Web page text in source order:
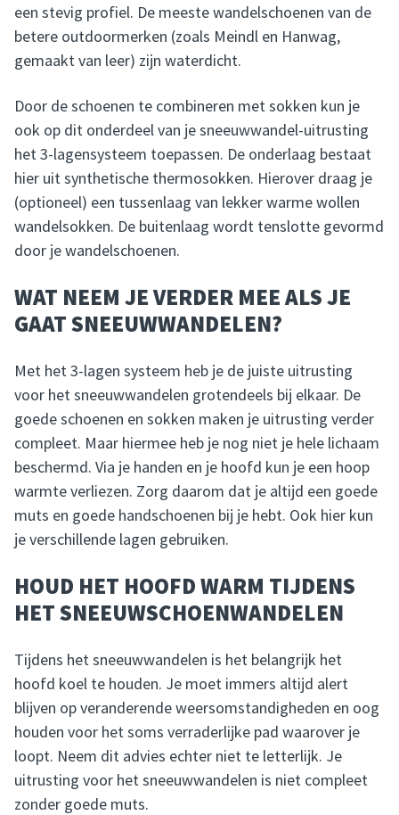
een stevig profiel. De meeste wandelschoenen van de
betere outdoormerken (zoals Meindl en Hanwag,
gemaakt van leer) zijn waterdicht.
Door de schoenen te combineren met sokken kun je
ook op dit onderdeel van je sneeuwwandel-uitrusting
het 3-lagensysteem toepassen. De onderlaag bestaat
hier uit synthetische thermosokken. Hierover draag je
(optioneel) een tussenlaag van lekker warme wollen
wandelsokken. De buitenlaag wordt tenslotte gevormd
door je wandelschoenen.
WAT NEEM JE VERDER MEE ALS JE
GAAT SNEEUWWANDELEN?
Met het 3-lagen systeem heb je de juiste uitrusting
voor het sneeuwwandelen grotendeels bij elkaar. De
goede schoenen en sokken maken je uitrusting verder
compleet. Maar hiermee heb je nog niet je hele lichaam
beschermd. Via je handen en je hoofd kun je een hoop
warmte verliezen. Zorg daarom dat je altijd een goede
muts en goede handschoenen bij je hebt. Ook hier kun
je verschillende lagen gebruiken.
HOUD HET HOOFD WARM TIJDENS
HET SNEEUWSCHOENWANDELEN
Tijdens het sneeuwwandelen is het belangrijk het
hoofd koel te houden. Je moet immers altijd alert
blijven op veranderende weersomstandigheden en oog
houden voor het soms verraderlijke pad waarover je
loopt. Neem dit advies echter niet te letterlijk. Je
uitrusting voor het sneeuwwandelen is niet compleet
zonder goede muts.